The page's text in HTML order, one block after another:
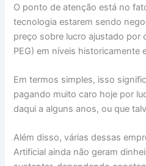
O ponto de atenção está no
tecnologia estarem sendo
preço sobre lucro ajustado por
PEG) em níveis historicamente
Em termos simples, isso
pagando muito caro hoje por
daqui a alguns anos, ou que
Além disso, várias dessas
Artificial ainda não geram